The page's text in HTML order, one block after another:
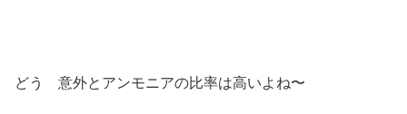
どう 意外とアンモニアの比率は高いよね〜